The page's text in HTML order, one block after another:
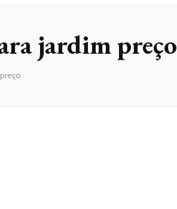
jardim preço